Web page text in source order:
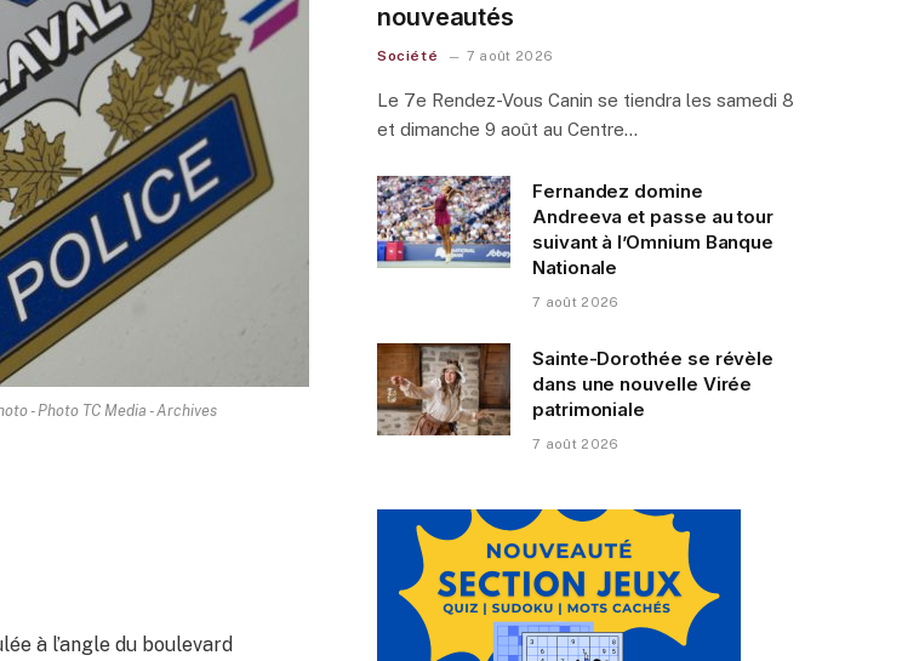
- Photo TC Media - Archives
à l’angle du boulevard
nouveautés
Société 7 août 2026
Le 7e Rendez-Vous Canin se tiendra les samedi 8
et dimanche 9 août au Centre…
Fernandez domine
Andreeva et passe au tour
suivant à l’Omnium Banque
Nationale
7 août 2026
Sainte-Dorothée se révèle
dans une nouvelle Virée
patrimoniale
7 août 2026